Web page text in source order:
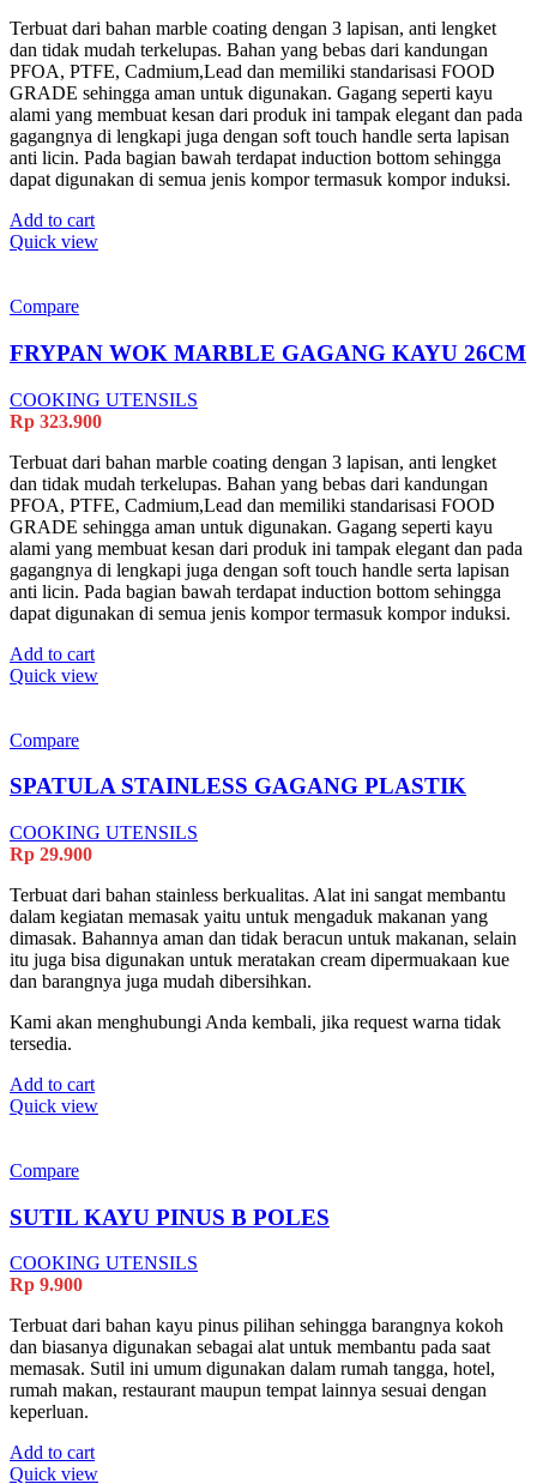
Terbuat dari bahan marble coating dengan 3 lapisan, anti lengket
dan tidak mudah terkelupas. Bahan yang bebas dari kandungan
PFOA, PTFE, Cadmium,Lead dan memiliki standarisasi FOOD
GRADE sehingga aman untuk digunakan. Gagang seperti kayu
alami yang membuat kesan dari produk ini tampak elegant dan pada
gagangnya di lengkapi juga dengan soft touch handle serta lapisan
anti licin. Pada bagian bawah terdapat induction bottom sehingga
dapat digunakan di semua jenis kompor termasuk kompor induksi.
Add to cart
Quick view
Compare
FRYPAN WOK MARBLE GAGANG KAYU 26CM
COOKING UTENSILS
Rp 323.900
Terbuat dari bahan marble coating dengan 3 lapisan, anti lengket
dan tidak mudah terkelupas. Bahan yang bebas dari kandungan
PFOA, PTFE, Cadmium,Lead dan memiliki standarisasi FOOD
GRADE sehingga aman untuk digunakan. Gagang seperti kayu
alami yang membuat kesan dari produk ini tampak elegant dan pada
gagangnya di lengkapi juga dengan soft touch handle serta lapisan
anti licin. Pada bagian bawah terdapat induction bottom sehingga
dapat digunakan di semua jenis kompor termasuk kompor induksi.
Add to cart
Quick view
Compare
SPATULA STAINLESS GAGANG PLASTIK
COOKING UTENSILS
Rp 29.900
Terbuat dari bahan stainless berkualitas. Alat ini sangat membantu
dalam kegiatan memasak yaitu untuk mengaduk makanan yang
dimasak. Bahannya aman dan tidak beracun untuk makanan, selain
itu juga bisa digunakan untuk meratakan cream dipermuakaan kue
dan barangnya juga mudah dibersihkan.
Kami akan menghubungi Anda kembali, jika request warna tidak
tersedia.
Add to cart
Quick view
Compare
SUTIL KAYU PINUS B POLES
COOKING UTENSILS
Rp 9.900
Terbuat dari bahan kayu pinus pilihan sehingga barangnya kokoh
dan biasanya digunakan sebagai alat untuk membantu pada saat
memasak. Sutil ini umum digunakan dalam rumah tangga, hotel,
rumah makan, restaurant maupun tempat lainnya sesuai dengan
keperluan.
Add to cart
Quick view